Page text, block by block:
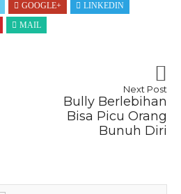
GOOGLE+
LINKEDIN
MAIL
Next Post
Bully Berlebihan
Bisa Picu Orang
Bunuh Diri